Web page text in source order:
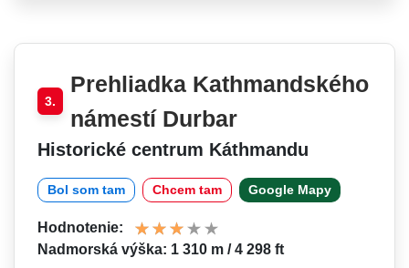
3.
Prehliadka Kathmandského
námestí Durbar
Historické centrum Káthmandu
Bol som tam Chcem tam Google Mapy
Hodnotenie:
Nadmorská výška: 1 310 m / 4 298 ft